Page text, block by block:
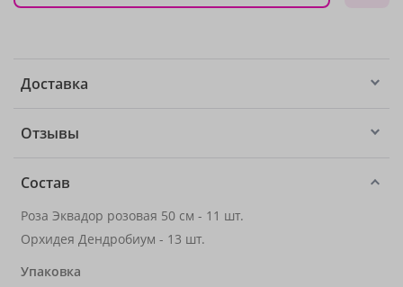
Доставка
Отзывы
Состав
Роза Эквадор розовая 50 см - 11 шт.
Орхидея Дендробиум - 13 шт.
Упаковка